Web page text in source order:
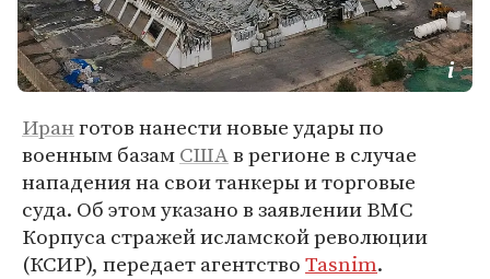
Иранготов нанести новые удары по
военным базамСШАв регионе в случае
нападения на свои танкеры и торговые
суда. Об этом указано в заявлении ВМС
Корпуса стражей исламской революции
(КСИР), передает агентствоTasnim.